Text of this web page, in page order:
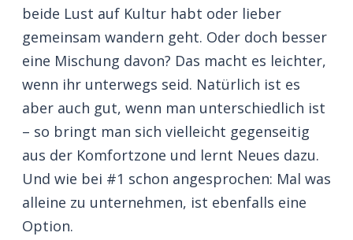
beide Lust auf Kultur habt oder lieber
gemeinsam wandern geht. Oder doch besser
eine Mischung davon? Das macht es leichter,
wenn ihr unterwegs seid. Natürlich ist es
aber auch gut, wenn man unterschiedlich ist
– so bringt man sich vielleicht gegenseitig
aus der Komfortzone und lernt Neues dazu.
Und wie bei #1 schon angesprochen: Mal was
alleine zu unternehmen, ist ebenfalls eine
Option.